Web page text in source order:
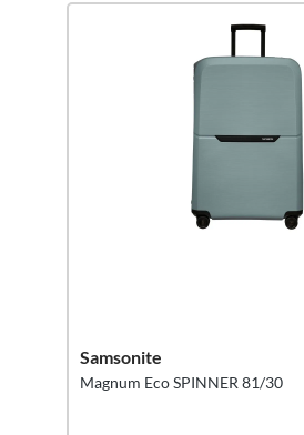
Samsonite
Magnum Eco SPINNER 81/30